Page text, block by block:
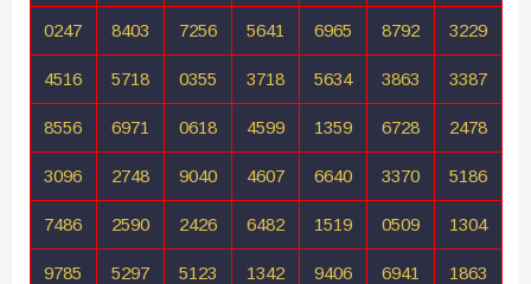
0247 8403 7256 5641 6965 8792 3229
4516 5718 0355 3718 5634 3863 3387
8556 6971 0618 4599 1359 6728 2478
3096 2748 9040 4607 6640 3370 5186
7486 2590 2426 6482 1519 0509 1304
9785 5297 5123 1342 9406 6941 1863